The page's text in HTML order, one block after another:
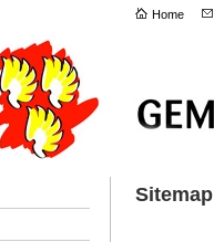
Home
Sitemap